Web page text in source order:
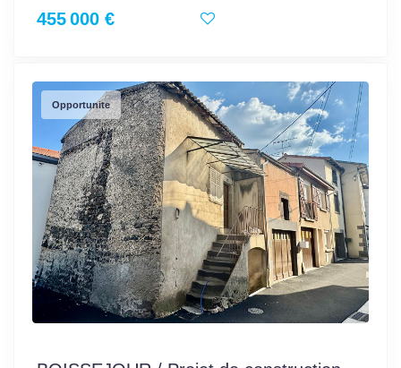
455 000 €
Opportunite